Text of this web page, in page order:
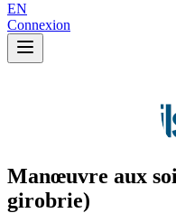
EN
Connexion
Manœuvre aux
girobrie)